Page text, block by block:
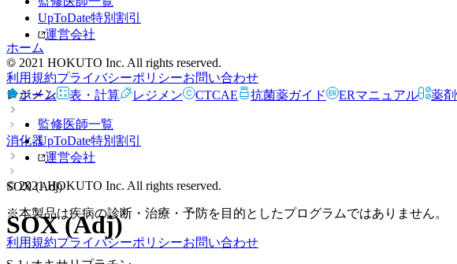
UpToDate特別割引
運営会社
© 2021 HOKUTO Inc. All rights reserved.
利用規約プライバシーポリシーお問い合わせ
ホーム
表・計算 レジメン CTCAE 抗菌薬ガイド ERマニュアル 薬
監修医師一覧
UpToDate特別割引
運営会社
© 2021 HOKUTO Inc. All rights reserved.
※本製品は疾病の診断・治療・予防を目的としたプログラムではありません。
利用規約プライバシーポリシーお問い合わせ
ホーム
レジメン
消化器
SOX (Adj)
SOX (Adj)